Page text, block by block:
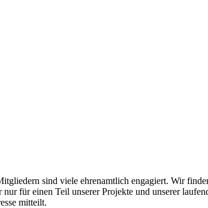
sind viele ehrenamtlich engagiert. Wir
für einen Teil unserer Projekte und unserer
mitteilt.